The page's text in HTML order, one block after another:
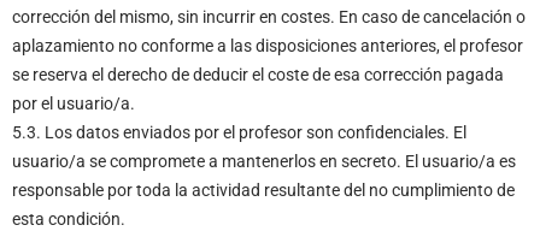
corrección del mismo, sin incurrir en costes. En caso de cancelación o
aplazamiento no conforme a las disposiciones anteriores, el profesor
se reserva el derecho de deducir el coste de esa corrección pagada
por el usuario/a.
5.3. Los datos enviados por el profesor son confidenciales. El
usuario/a se compromete a mantenerlos en secreto. El usuario/a es
responsable por toda la actividad resultante del no cumplimiento de
esta condición.